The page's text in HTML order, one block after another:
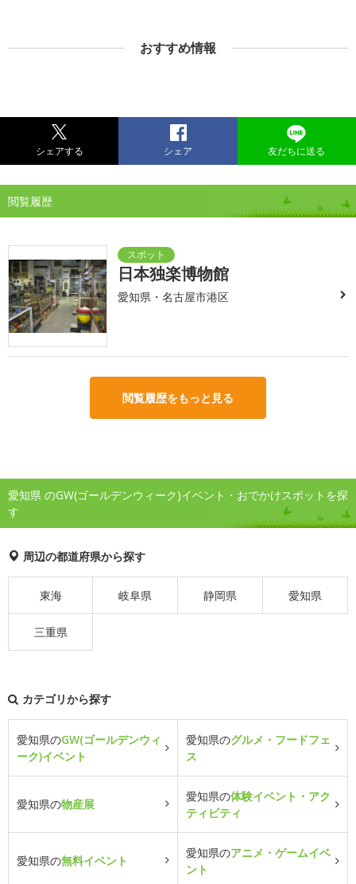
おすすめ情報
シェアする シェア 友だちに送る
閲覧履歴
日本独楽博物館
愛知県・名古屋市港区
閲覧履歴をもっと見る
愛知県 のGW(ゴールデンウィーク)イベント・おでかけスポットを探
す
周辺の都道府県から探す
東海 岐阜県 静岡県 愛知県
三重県
カテゴリから探す
愛知県のGW(ゴールデンウィ
ーク)イベント
愛知県のグルメ・フードフェ
ス
愛知県の物産展
愛知県の体験イベント・アク
ティビティ
愛知県の無料イベント
愛知県のアニメ・ゲームイベ
ント